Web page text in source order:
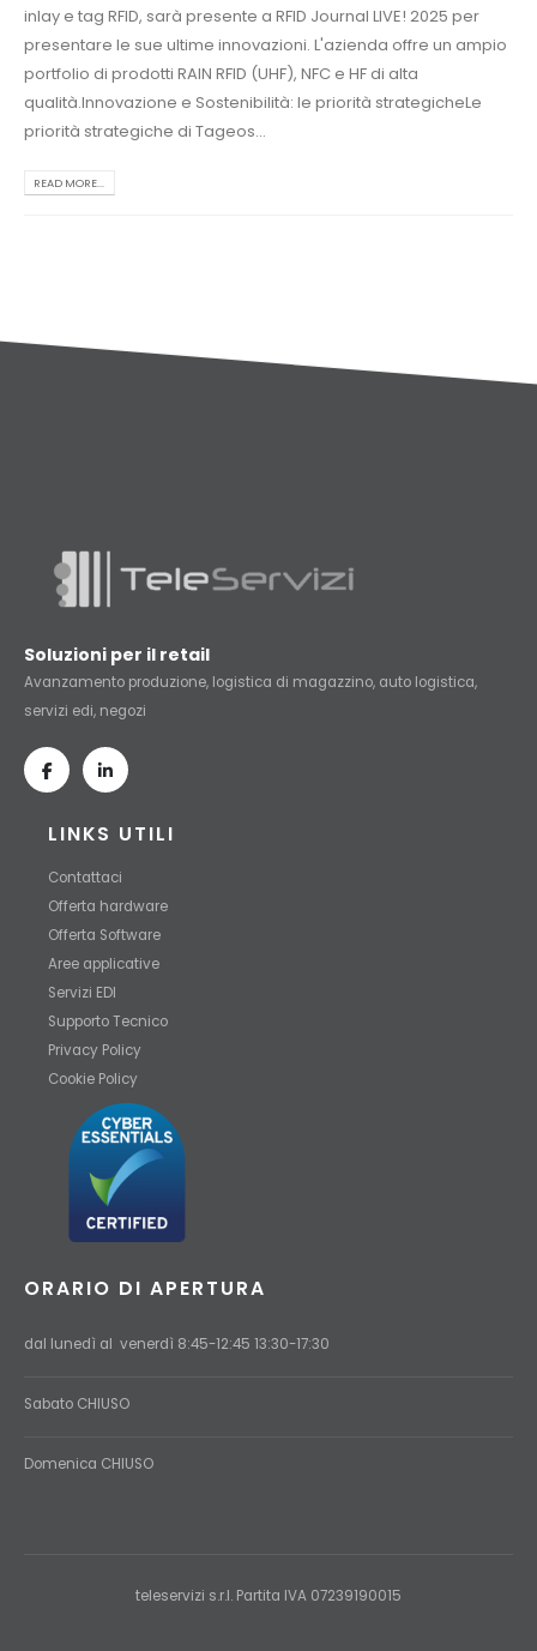
inlay e tag RFID, sarà presente a RFID Journal LIVE! 2025 per
presentare le sue ultime innovazioni. L'azienda offre un ampio
portfolio di prodotti RAIN RFID (UHF), NFC e HF di alta
qualità.Innovazione e Sostenibilità: le priorità strategicheLe
priorità strategiche di Tageos...
READ MORE...
Soluzioni per il retail
Avanzamento produzione, logistica di magazzino, auto logistica,
servizi edi, negozi
LINKS UTILI
Contattaci
Offerta hardware
Offerta Software
Aree applicative
Servizi EDI
Supporto Tecnico
Privacy Policy
Cookie Policy
ORARIO DI APERTURA
dal lunedì al venerdì 8:45-12:45 13:30-17:30
Sabato CHIUSO
Domenica CHIUSO
teleservizi s.r.l. Partita IVA 07239190015